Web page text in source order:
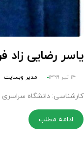
یاسر رضایی زاد
۱۴ تیر ۱۳۹۹ مدیر وبسایت
کارشناسی: دانشگاه سراسری
ادامه مطلب